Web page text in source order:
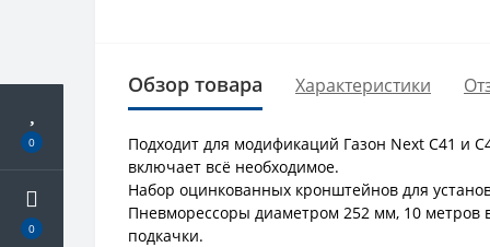
0
0
Обзор товара Характеристики
Подходит для модификаций Газон Next C41 и
включает всё необходимое.
Набор оцинкованных кронштейнов для
Пневморессоры диаметром 252 мм, 10
подкачки.